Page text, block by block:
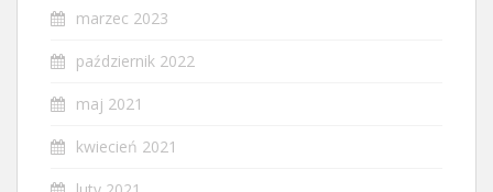
marzec 2023
październik 2022
maj 2021
kwiecień 2021